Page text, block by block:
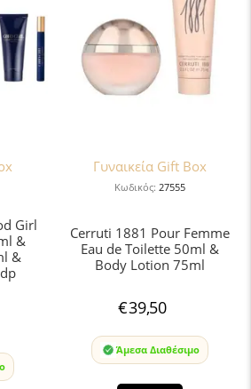
Girl
&
&
Γυναικεία Gift Box
Κωδικός: 27555
Cerruti 1881 Pour Femme
Eau de Toilette 50ml &
Body Lotion 75ml
€39,50
Άμεσα Διαθέσιμο